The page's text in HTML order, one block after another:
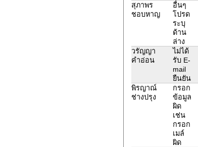
สุภาพร
ชอบหาญ
อื่นๆ
โปรด
ระบุ
ด้าน
ล่าง
วรัญญา
คำอ่อน
ไม่ได้
รับ E-
mail
ยืนยัน
พิรญาณ์
ช่างปรุง
กรอก
ข้อมูล
ผิด
เช่น
กรอก
เมล์
ผิด